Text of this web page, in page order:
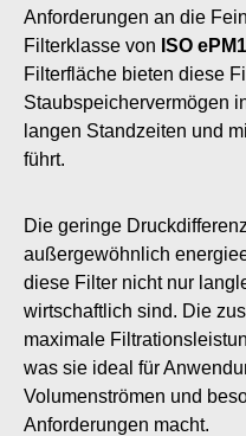
Anforderungen an die
Filterklasse von ISO
Filterfläche bieten diese
Staubspeichervermögen
langen Standzeiten und
führt.
Die geringe
außergewöhnlich
diese Filter nicht nur
wirtschaftlich sind. Die
maximale
was sie ideal für
Volumenströmen und
Anforderungen macht.